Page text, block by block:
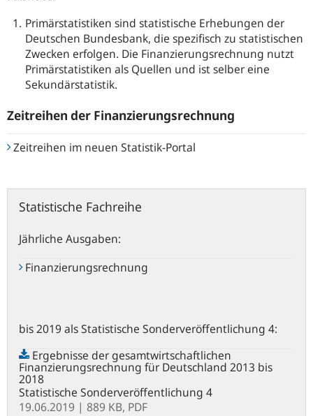
Primärstatistiken sind statistische Erhebungen der
Deutschen Bundesbank, die spezifisch zu statistischen
Zwecken erfolgen. Die Finanzierungsrechnung nutzt
Primärstatistiken als Quellen und ist selber eine
Sekundärstatistik.
Zeitreihen der Finanzierungsrechnung
Zeitreihen im neuen Statistik-Portal
Statistische Fachreihe
Jährliche Ausgaben:
Finanzierungsrechnung
bis 2019 als Statistische Sonderveröffentlichung 4:
Ergebnisse der gesamtwirtschaftlichen
Finanzierungsrechnung für Deutschland 2013 bis
2018
Statistische Sonderveröffentlichung 4
19.06.2019 | 889 KB, PDF